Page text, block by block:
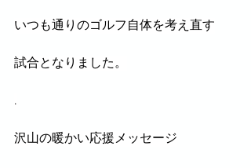
いつも通りのゴルフ自体を考え直す
試合となりました。
.
沢山の暖かい応援メッセージ